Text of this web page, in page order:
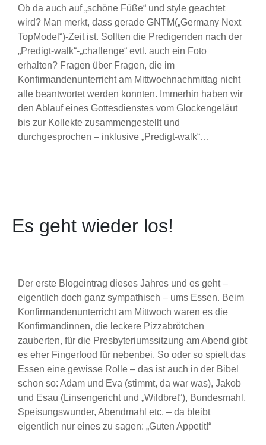
Ob da auch auf „schöne Füße“ und style geachtet
wird? Man merkt, dass gerade GNTM(„Germany Next
TopModel“)-Zeit ist. Sollten die Predigenden nach der
„Predigt-walk“-„challenge“ evtl. auch ein Foto
erhalten? Fragen über Fragen, die im
Konfirmandenunterricht am Mittwochnachmittag nicht
alle beantwortet werden konnten. Immerhin haben wir
den Ablauf eines Gottesdienstes vom Glockengeläut
bis zur Kollekte zusammengestellt und
durchgesprochen – inklusive „Predigt-walk“…
Es geht wieder los!
Der erste Blogeintrag dieses Jahres und es geht –
eigentlich doch ganz sympathisch – ums Essen. Beim
Konfirmandenunterricht am Mittwoch waren es die
Konfirmandinnen, die leckere Pizzabrötchen
zauberten, für die Presbyteriumssitzung am Abend gibt
es eher Fingerfood für nebenbei. So oder so spielt das
Essen eine gewisse Rolle – das ist auch in der Bibel
schon so: Adam und Eva (stimmt, da war was), Jakob
und Esau (Linsengericht und „Wildbret“), Bundesmahl,
Speisungswunder, Abendmahl etc. – da bleibt
eigentlich nur eines zu sagen: „Guten Appetit!“